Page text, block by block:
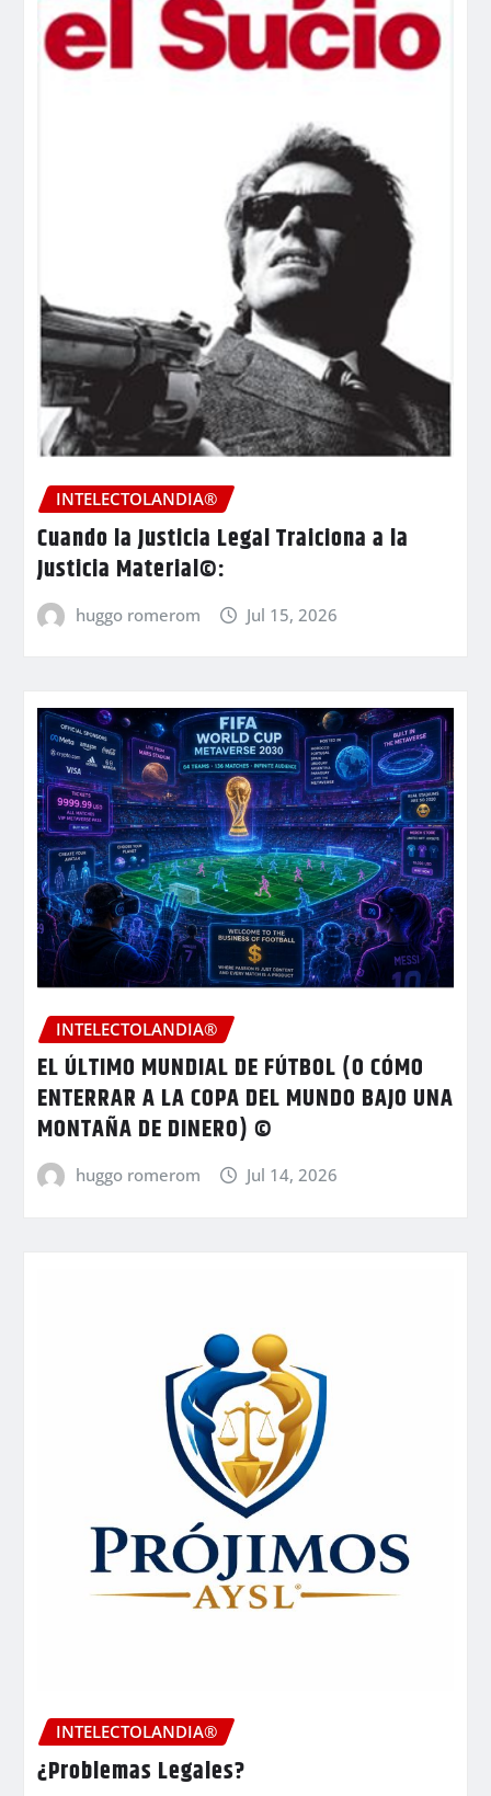
INTELECTOLANDIA®
Cuando la Justicia Legal Traiciona a la
Justicia Material©:
huggo romerom Jul 15, 2026
INTELECTOLANDIA®
EL ÚLTIMO MUNDIAL DE FÚTBOL (O CÓMO
ENTERRAR A LA COPA DEL MUNDO BAJO UNA
MONTAÑA DE DINERO) ©
huggo romerom Jul 14, 2026
INTELECTOLANDIA®
¿Problemas Legales?